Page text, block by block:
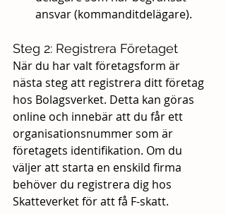
ansvar (kommanditdelägare).
Steg 2: Registrera Företaget
När du har valt företagsform är
nästa steg att registrera ditt företag
hos Bolagsverket. Detta kan göras
online och innebär att du får ett
organisationsnummer som är
företagets identifikation. Om du
väljer att starta en enskild firma
behöver du registrera dig hos
Skatteverket för att få F-skatt.